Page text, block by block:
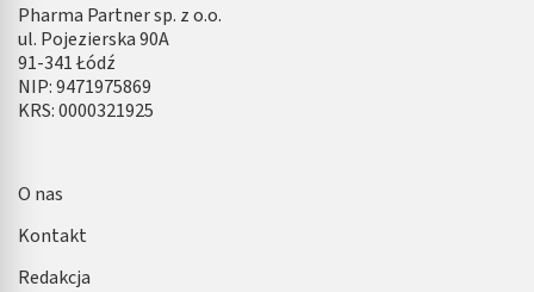
Pharma Partner sp. z o.o.
ul. Pojezierska 90A
91-341 Łódź
NIP: 9471975869
KRS: 0000321925
O nas
Kontakt
Redakcja